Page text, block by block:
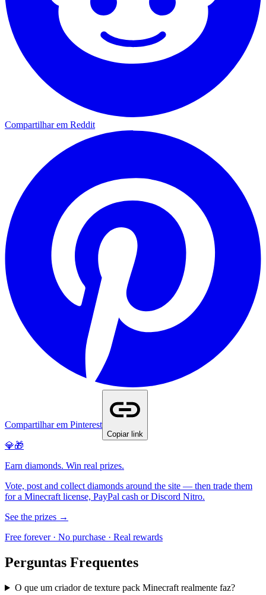
Compartilhar em Reddit
Compartilhar em Pinterest
Copiar link
💎🎁
Earn diamonds. Win real prizes.
Vote, post and collect diamonds around the site — then trade them
for a Minecraft license, PayPal cash or Discord Nitro.
See the prizes →
Free forever · No purchase · Real rewards
Perguntas Frequentes
O que um criador de texture pack Minecraft realmente faz?